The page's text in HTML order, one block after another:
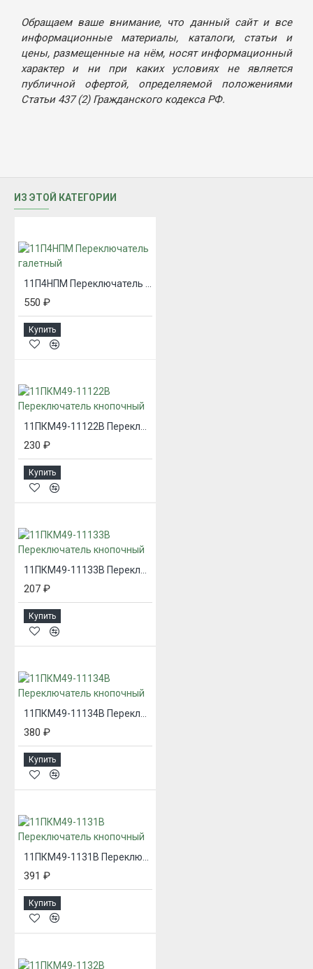
Обращаем ваше внимание, что данный сайт и все
информационные материалы, каталоги, статьи и
цены, размещенные на нём, носят информационный
характер и ни при каких условиях не является
публичной офертой, определяемой положениями
Статьи 437 (2) Гражданского кодекса РФ.
ИЗ ЭТОЙ КАТЕГОРИИ
550 ₽
Купить
11ПКМ49-11122В Переключатель кнопочный
230 ₽
Купить
11ПКМ49-11133В Переключатель кнопочный
207 ₽
Купить
380 ₽
Купить
391 ₽
Купить